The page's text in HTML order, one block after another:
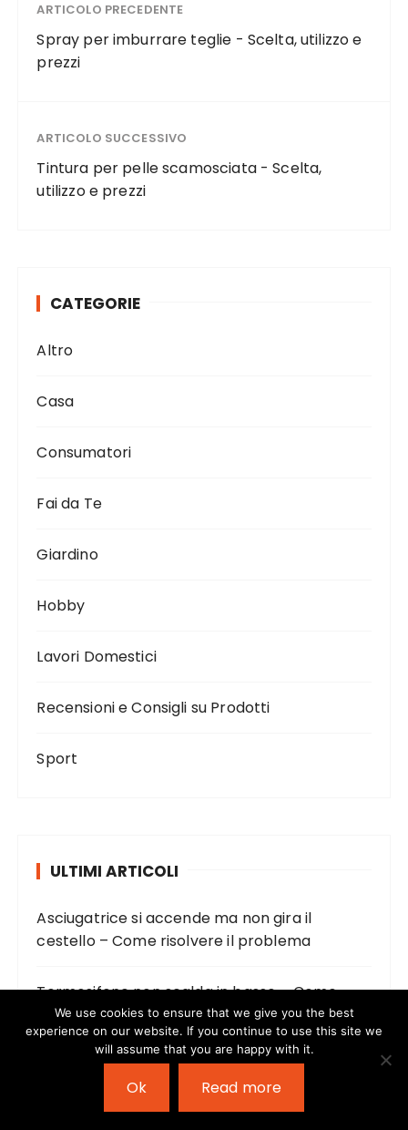
ARTICOLO PRECEDENTE
Spray per imburrare teglie - Scelta, utilizzo e
prezzi
ARTICOLO SUCCESSIVO
Tintura per pelle scamosciata - Scelta,
utilizzo e prezzi
CATEGORIE
Altro
Casa
Consumatori
Fai da Te
Giardino
Hobby
Lavori Domestici
Recensioni e Consigli su Prodotti
Sport
ULTIMI ARTICOLI
Asciugatrice si accende ma non gira il
cestello – Come risolvere il problema
Termosifone non scalda in basso – Come
risolvere il problema
Telecomando cancello si accende ma non
funziona – Come risolvere il problema
We use cookies to ensure that we give you the best
experience on our website. If you continue to use this site we
will assume that you are happy with it.
Ok Read more